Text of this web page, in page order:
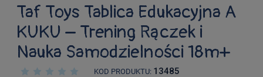
Taf Toys Tablica Edukacyjna A
KUKU – Trening Rączek i
Nauka Samodzielności 18m+
KOD PRODUKTU: 13485